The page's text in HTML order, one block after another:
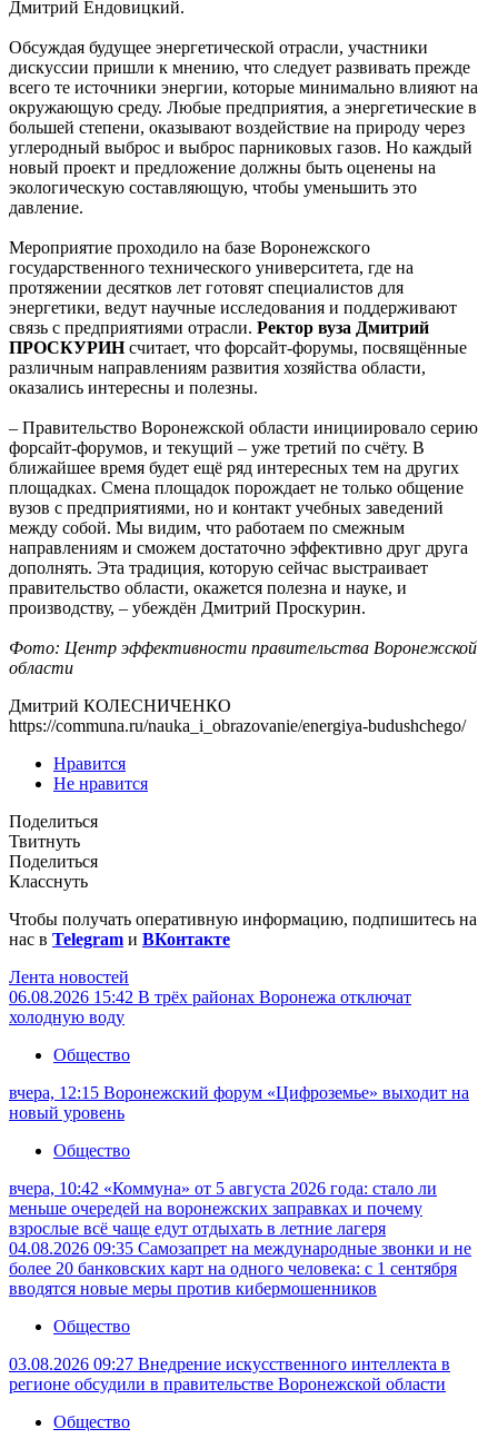
Дмитрий Ендовицкий.
Обсуждая будущее энергетической отрасли, участники
дискуссии пришли к мнению, что следует развивать прежде
всего те источники энергии, которые минимально влияют на
окружающую среду. Любые предприятия, а энергетические в
большей степени, оказывают воздействие на природу через
углеродный выброс и выброс парниковых газов. Но каждый
новый проект и предложение должны быть оценены на
экологическую составляющую, чтобы уменьшить это
давление.
Мероприятие проходило на базе Воронежского
государственного технического университета, где на
протяжении десятков лет готовят специалистов для
энергетики, ведут научные исследования и поддерживают
связь с предприятиями отрасли. Ректор вуза Дмитрий
ПРОСКУРИНсчитает, что форсайт-форумы, посвящённые
различным направлениям развития хозяйства области,
оказались интересны и полезны.
– Правительство Воронежской области инициировало серию
форсайт-форумов, и текущий – уже третий по счёту. В
ближайшее время будет ещё ряд интересных тем на других
площадках. Смена площадок порождает не только общение
вузов с предприятиями, но и контакт учебных заведений
между собой. Мы видим, что работаем по смежным
направлениям и сможем достаточно эффективно друг друга
дополнять. Эта традиция, которую сейчас выстраивает
правительство области, окажется полезна и науке, и
производству, – убеждён Дмитрий Проскурин.
Фото: Центр эффективности правительства Воронежской
области
Дмитрий КОЛЕСНИЧЕНКО
https://communa.ru/nauka_i_obrazovanie/energiya-budushchego/
Нравится
Не нравится
Поделиться
Твитнуть
Поделиться
Класснуть
Чтобы получать оперативную информацию, подпишитесь на
нас в Telegram и ВКонтакте
Лента новостей
06.08.2026 15:42 В трёх районах Воронежа отключат
холодную воду
Общество
вчера, 12:15 Воронежский форум «Цифроземье» выходит на
новый уровень
Общество
вчера, 10:42 «Коммуна» от 5 августа 2026 года: стало ли
меньше очередей на воронежских заправках и почему
взрослые всё чаще едут отдыхать в летние лагеря
04.08.2026 09:35 Самозапрет на международные звонки и не
более 20 банковских карт на одного человека: с 1 сентября
вводятся новые меры против кибермошенников
Общество
03.08.2026 09:27 Внедрение искусственного интеллекта в
регионе обсудили в правительстве Воронежской области
Общество